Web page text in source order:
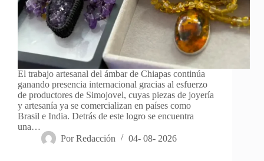
El trabajo artesanal del ámbar de Chiapas continúa
ganando presencia internacional gracias al esfuerzo
de productores de Simojovel, cuyas piezas de joyería
y artesanía ya se comercializan en países como
Brasil e India. Detrás de este logro se encuentra
una…
Por Redacción 04- 08- 2026